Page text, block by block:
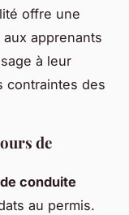
offre une
apprenants
à leur
contraintes des
de
conduite
au permis.